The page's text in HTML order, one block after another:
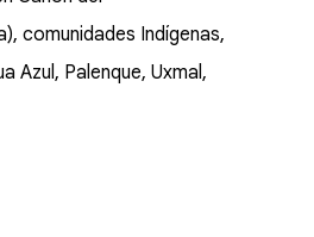
comunidades Indígenas,
Azul, Palenque, Uxmal,